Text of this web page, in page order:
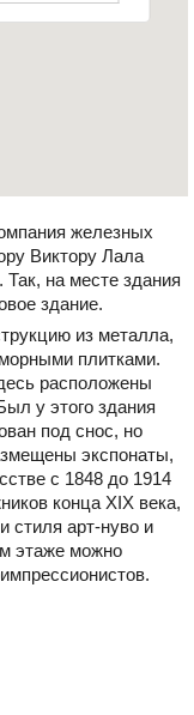
железных
Виктору Лала
на месте здания
здание.
из металла,
плитками.
расположены
у этого здания
под снос, но
экспонаты,
с 1848 до 1914
конца XIX века,
стиля арт-нуво и
этаже можно